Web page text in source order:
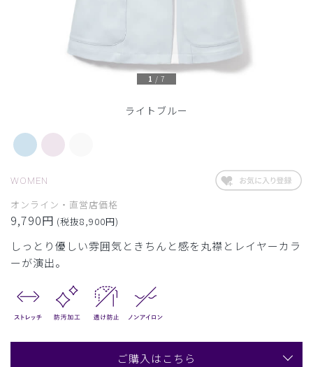
ライトブルー
1 / 7
WOMEN
オンライン・直営店価格
9,790円 (税抜8,900円)
しっとり優しい雰囲気ときちんと感を丸襟とレイヤーカラ
ーが演出。
ご購入はこちら